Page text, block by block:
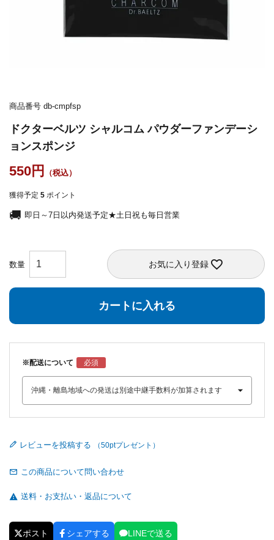
商品番号 db-cmpfsp
ドクターベルツ シャルコム パウダーファンデーシ
ョンスポンジ
550
獲得予定 5 ポイント
即日～7日以内発送予定★土日祝も毎日営業
お気に入り登録
カートに入れる
※配送について
レビューを投稿する
この商品について問い合わせ
送料・お支払い・返品について
ポスト シェアする LINEで送る